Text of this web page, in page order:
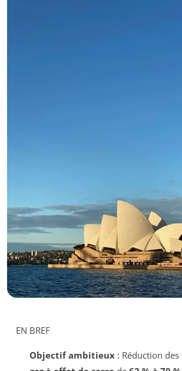
EN BREF
Objectif ambitieux: Réduction des